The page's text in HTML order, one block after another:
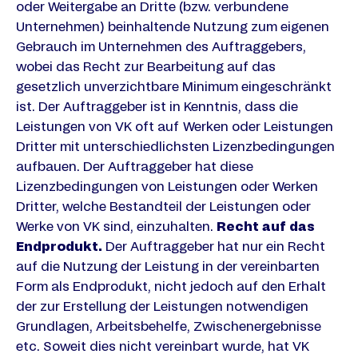
oder Weitergabe an Dritte (bzw. verbundene
Unternehmen) beinhaltende Nutzung zum eigenen
Gebrauch im Unternehmen des Auftraggebers,
wobei das Recht zur Bearbeitung auf das
gesetzlich unverzichtbare Minimum eingeschränkt
ist. Der Auftraggeber ist in Kenntnis, dass die
Leistungen von VK oft auf Werken oder Leistungen
Dritter mit unterschiedlichsten Lizenzbedingungen
aufbauen. Der Auftraggeber hat diese
Lizenzbedingungen von Leistungen oder Werken
Dritter, welche Bestandteil der Leistungen oder
Werke von VK sind, einzuhalten. Recht auf das
Endprodukt. Der Auftraggeber hat nur ein Recht
auf die Nutzung der Leistung in der vereinbarten
Form als Endprodukt, nicht jedoch auf den Erhalt
der zur Erstellung der Leistungen notwendigen
Grundlagen, Arbeitsbehelfe, Zwischenergebnisse
etc. Soweit dies nicht vereinbart wurde, hat VK